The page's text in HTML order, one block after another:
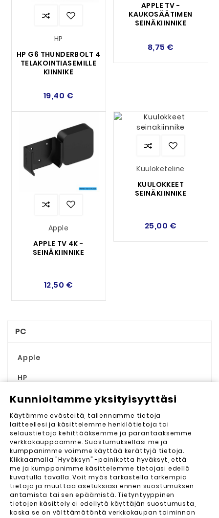
HP
HP G6 THUNDERBOLT 4
TELAKOINTIASEMILLE
KIINNIKE
19,40 €
APPLE TV -
KAUKOSÄÄTIMEN
SEINÄKIINNIKE
8,75 €
Apple
APPLE TV 4K -
SEINÄKIINNIKE
12,50 €
Kuuloketeline
KUULOKKEET
SEINÄKIINNIKE
25,00 €
PC
Apple
HP
Lenovo
Universal
Tillbehör
Elgato
Samsung
Kunnioitamme yksityisyyttäsi
Käytämme evästeitä, tallennamme tietoja
laitteellesi ja käsittelemme henkilötietoja tai
selaustietoja kehittääksemme ja parantaaksemme
verkkokauppaamme. Suostumuksellasi me ja
kumppanimme voimme käyttää kerättyjä tietoja.
Klikkaamalla "Hyväksyn" -painiketta hyväksyt, että
me ja kumppanimme käsittelemme tietojasi edellä
kuvatulla tavalla. Voit myös tarkastella tarkempia
tietoja ja muuttaa asetuksiasi ennen suostumuksen
antamista tai sen epäämistä. Tietyntyyppinen
tietojen käsittely ei edellytä käyttäjän suostumusta,
koska se on välttämätöntä verkkokaupan toiminnan